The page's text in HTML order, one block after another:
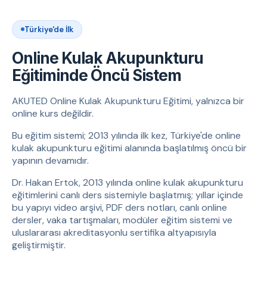
Türkiye'de İlk
Online Kulak Akupunkturu
Eğitiminde Öncü Sistem
AKUTED Online Kulak Akupunkturu Eğitimi, yalnızca bir
online kurs değildir.
Bu eğitim sistemi; 2013 yılında ilk kez, Türkiye'de online
kulak akupunkturu eğitimi alanında başlatılmış öncü bir
yapının devamıdır.
Dr. Hakan Ertok, 2013 yılında online kulak akupunkturu
eğitimlerini canlı ders sistemiyle başlatmış; yıllar içinde
bu yapıyı video arşivi, PDF ders notları, canlı online
dersler, vaka tartışmaları, modüler eğitim sistemi ve
uluslararası akreditasyonlu sertifika altyapısıyla
geliştirmiştir.